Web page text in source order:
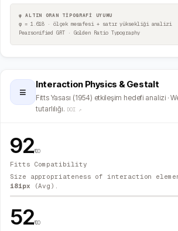
φ ALTIN ORAN TİPOGRAFİ UYUMU
φ = 1.618 · ölçek mesafesi + satır yüksekliği analizi
Pearsonified GRT · Golden Ratio Typography
≡
Interaction Physics & Gestalt
Fitts Yasası (1954) etkileşim hedefi analizi ·
tutarlılığı. DOI ↗
92/100
Fitts Compatibility
Size appropriateness of interaction
181px (Avg).
52/100